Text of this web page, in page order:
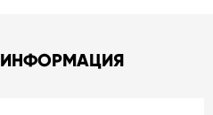
ИНФОРМАЦИЯ